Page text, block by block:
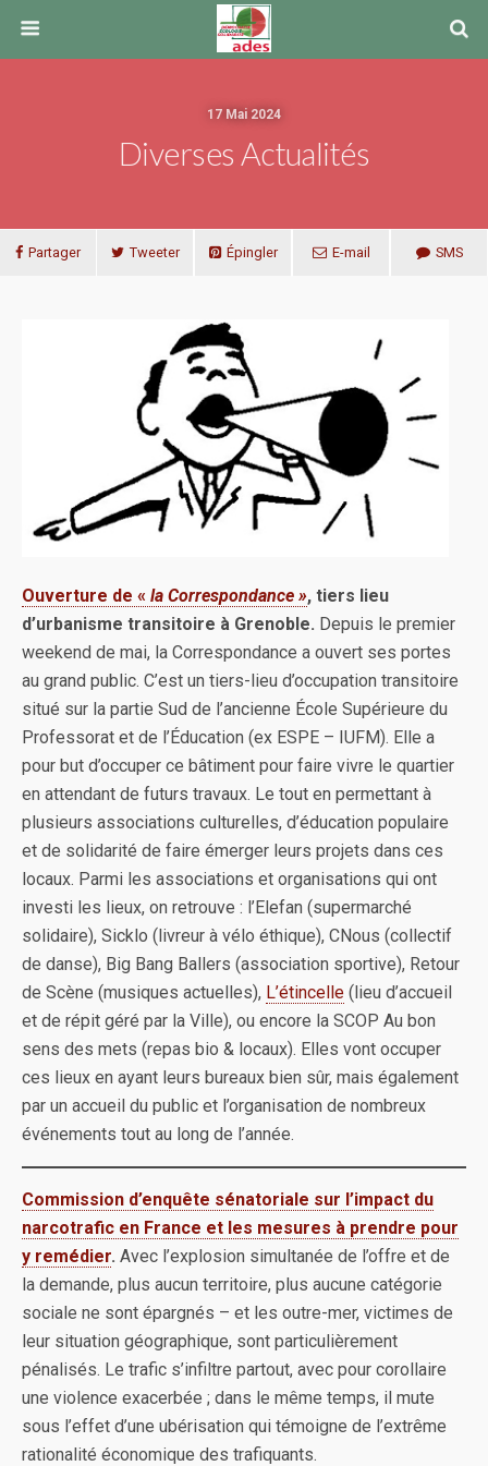
17 Mai 2024
Diverses Actualités
Partager Tweeter Épingler E-mail SMS
Ouverture de « la Correspondance », tiers lieu
d’urbanisme transitoire à Grenoble. Depuis le premier
weekend de mai, la Correspondance a ouvert ses portes
au grand public. C’est un tiers-lieu d’occupation transitoire
situé sur la partie Sud de l’ancienne École Supérieure du
Professorat et de l’Éducation (ex ESPE – IUFM). Elle a
pour but d’occuper ce bâtiment pour faire vivre le quartier
en attendant de futurs travaux. Le tout en permettant à
plusieurs associations culturelles, d’éducation populaire
et de solidarité de faire émerger leurs projets dans ces
locaux. Parmi les associations et organisations qui ont
investi les lieux, on retrouve : l’Elefan (supermarché
solidaire), Sicklo (livreur à vélo éthique), CNous (collectif
de danse), Big Bang Ballers (association sportive), Retour
de Scène (musiques actuelles), L’étincelle (lieu d’accueil
et de répit géré par la Ville), ou encore la SCOP Au bon
sens des mets (repas bio & locaux). Elles vont occuper
ces lieux en ayant leurs bureaux bien sûr, mais également
par un accueil du public et l’organisation de nombreux
événements tout au long de l’année.
Commission d’enquête sénatoriale sur l’impact du
narcotrafic en France et les mesures à prendre pour
y remédier. Avec l’explosion simultanée de l’offre et de
la demande, plus aucun territoire, plus aucune catégorie
sociale ne sont épargnés – et les outre-mer, victimes de
leur situation géographique, sont particulièrement
pénalisés. Le trafic s’infiltre partout, avec pour corollaire
une violence exacerbée ; dans le même temps, il mute
sous l’effet d’une ubérisation qui témoigne de l’extrême
rationalité économique des trafiquants.